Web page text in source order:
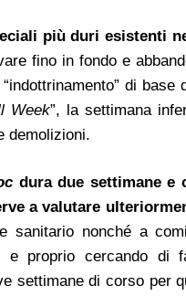
più duri esistenti
fino in fondo e
di base
Week”, la settimana
demolizioni.
dura due settimane
a valutare
sanitario nonché a
e proprio cercando
settimane di corso per